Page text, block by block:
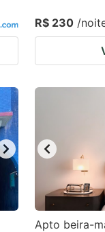
R$ 230 /
Apto beira-